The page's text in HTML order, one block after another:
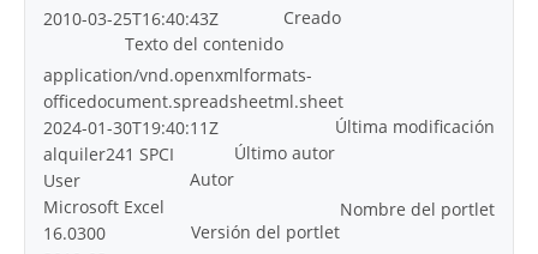
Creado
2010-03-25T16:40:43Z
Texto del contenido
application/vnd.openxmlformats-
officedocument.spreadsheetml.sheet
Última modificación
2024-01-30T19:40:11Z
Último autor
alquiler241 SPCI
Autor
User
Nombre del portlet
Microsoft Excel
Versión del portlet
16.0300